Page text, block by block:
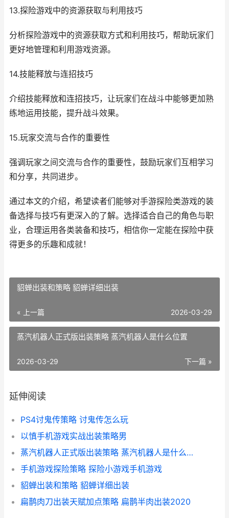
13.探险游戏中的资源获取与利用技巧
分析探险游戏中的资源获取方式和利用技巧，帮助玩家们
更好地管理和利用游戏资源。
14.技能释放与连招技巧
介绍技能释放和连招技巧，让玩家们在战斗中能够更加熟
练地运用技能，提升战斗效果。
15.玩家交流与合作的重要性
强调玩家之间交流与合作的重要性，鼓励玩家们互相学习
和分享，共同进步。
通过本文的介绍，希望读者们能够对手游探险类游戏的装
备选择与技巧有更深入的了解。选择适合自己的角色与职
业，合理运用各类装备和技巧，相信你一定能在探险中获
得更多的乐趣和成就！
貂蝉出装和策略 貂蝉详细出装
« 上一篇 2026-03-29
蒸汽机器人正式版出装策略 蒸汽机器人是什么位置
下一篇 »
2026-03-29
延伸阅读
PS4讨鬼传策略 讨鬼传怎么玩
以慎手机游戏实战出装策略男
蒸汽机器人正式版出装策略 蒸汽机器人是什么位置
手机游戏探险策略 探险小游戏手机游戏
貂蝉出装和策略 貂蝉详细出装
扁鹊肉刀出装天赋加点策略 扁鹊半肉出装2020